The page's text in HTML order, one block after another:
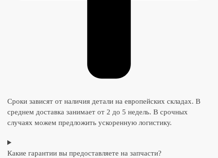
Сроки зависят от наличия детали на европейских складах. В
среднем доставка занимает от 2 до 5 недель. В срочных
случаях можем предложить ускоренную логистику.
Какие гарантии вы предоставляете на запчасти?